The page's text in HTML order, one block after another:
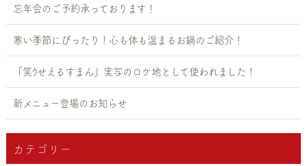
忘年会のご予約承っております！
寒い季節にぴったり！心も体も温まるお鍋のご紹介！
「笑ｳせえるすまん」実写のロケ地として使われました！
新メニュー登場のお知らせ
カテゴリー